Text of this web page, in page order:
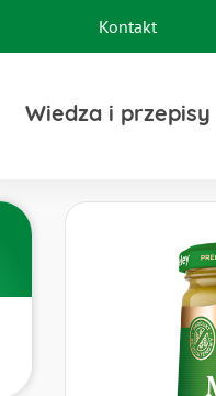
Kontakt
Wiedza i przepisy